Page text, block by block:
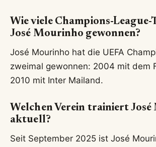
Wie viele Champions-
José Mourinho gewonnen?
José Mourinho hat die UEFA
zweimal gewonnen: 2004 mit dem
2010 mit Inter Mailand.
Welchen Verein trainiert
aktuell?
Seit September 2025 ist José